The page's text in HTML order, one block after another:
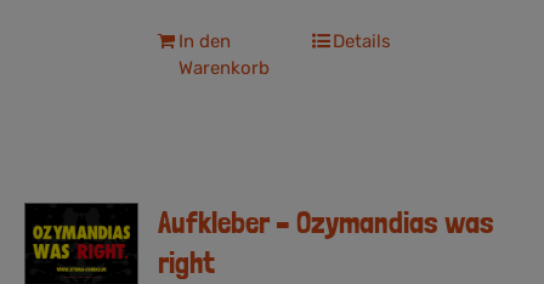
In den
Warenkorb
Details
Aufkleber – Ozymandias was
right